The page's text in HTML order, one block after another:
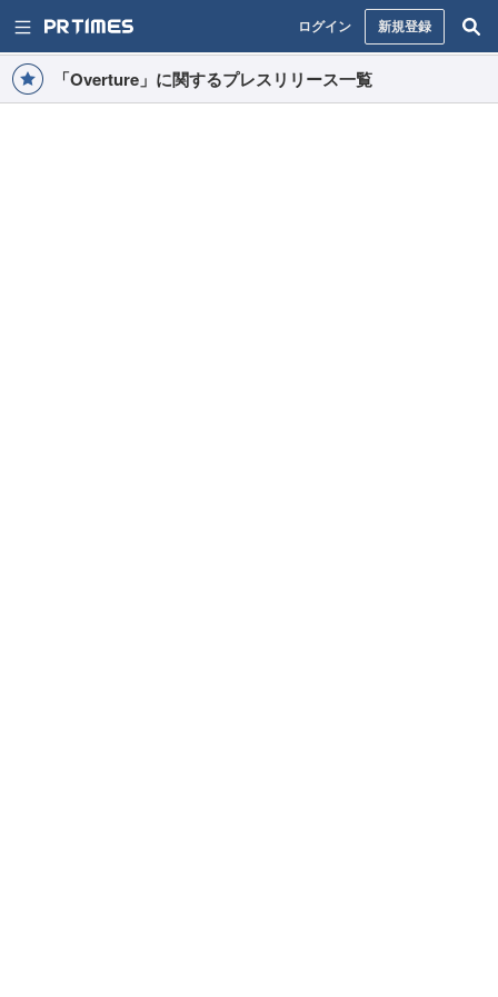
ログイン 新規登録
「Overture」に関するプレスリリース一覧